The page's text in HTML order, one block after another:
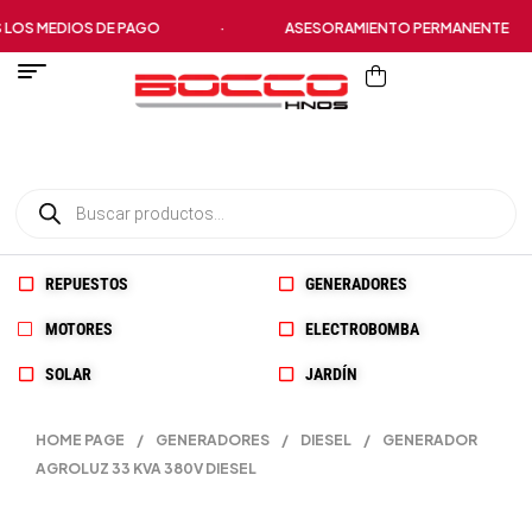
DE PAGO ASESORAMIENTO PERMANENTE
REPUESTOS GENERADORES
MOTORES ELECTROBOMBA
SOLAR JARDÍN
HOME PAGE / GENERADORES / DIESEL /
GENERADOR
AGROLUZ 33 KVA 380V DIESEL